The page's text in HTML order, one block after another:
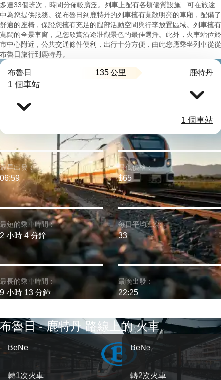
多達33個班次，時間分佈較廣泛。列車上配有各類優質設施，可在旅途
中為您提供服務。從布魯日到鹿特丹的列車擁有寬敞明亮的車廂，配備了
舒適的座椅，保證您擁有充足的腿部活動空間與行李放置區域。列車擁有
寬闊的全景車窗，是您欣賞沿途壯觀景色的最佳選擇。此外，火車站位於
市中心附近，公共交通條件便利，出行十分方便，由此您應乘坐列車從從
布魯日旅行到鹿特丹。
布魯日 135 公里 鹿特丹
1 個車站
1 個車站
最短的乘車時間：
2 小時 4 分鐘
最早出發：
06:59
最長的乘車時間：
9 小時 13 分鐘
最低價格：
$65
每日平均班次:
33
最晚出發：
22:25
布魯日 - 鹿特丹 路線上的 火車
BeNe
轉1次火車
BeNe
轉2次火車